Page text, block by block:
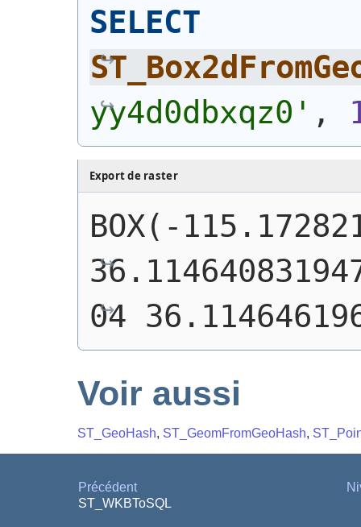
SELECT
yy4d0dbxqz0' ,
Export de raster
BOX(-
04
Voir aussi
ST_GeoHash, ST_GeomFromGeoHash,
Précédent
ST_WKBToSQL